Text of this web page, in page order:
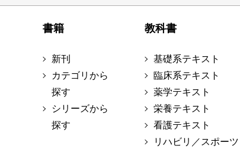
書籍
新刊
カテゴリから
探す
シリーズから
探す
教科書
基礎系テキスト
臨床系テキスト
薬学テキスト
栄養テキスト
看護テキスト
リハビリ／スポーツ